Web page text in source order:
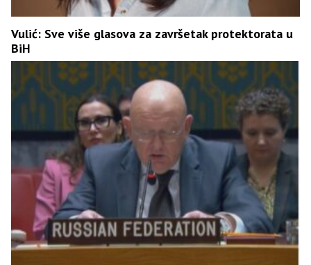
Vulić: Sve više glasova za završetak protektorata u
BiH